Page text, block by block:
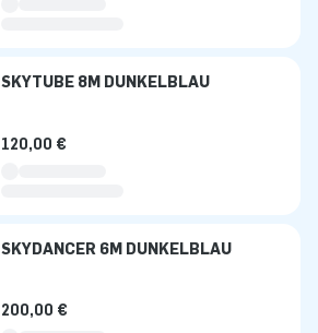
SKYTUBE 8M DUNKELBLAU
120,00 €
SKYDANCER 6M DUNKELBLAU
200,00 €